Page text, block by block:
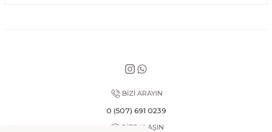
BİZİ ARAYIN
0 (507) 691 0239
BİZE ULAŞIN